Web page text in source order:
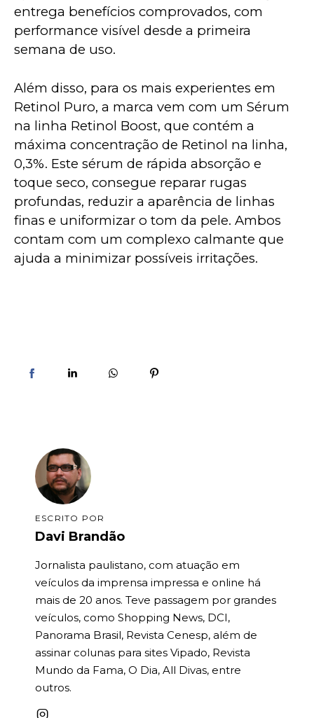
entrega benefícios comprovados, com
performance visível desde a primeira
semana de uso.
Além disso, para os mais experientes em
Retinol Puro, a marca vem com um Sérum
na linha Retinol Boost, que contém a
máxima concentração de Retinol na linha,
0,3%. Este sérum de rápida absorção e
toque seco, consegue reparar rugas
profundas, reduzir a aparência de linhas
finas e uniformizar o tom da pele. Ambos
contam com um complexo calmante que
ajuda a minimizar possíveis irritações.
ESCRITO POR
Davi Brandão
Jornalista paulistano, com atuação em
veículos da imprensa impressa e online há
mais de 20 anos. Teve passagem por grandes
veículos, como Shopping News, DCI,
Panorama Brasil, Revista Cenesp, além de
assinar colunas para sites Vipado, Revista
Mundo da Fama, O Dia, All Divas, entre
outros.